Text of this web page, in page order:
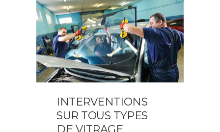
INTERVENTIONS
SUR TOUS TYPES